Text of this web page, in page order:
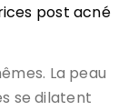
post acné
La peau
se dilatent